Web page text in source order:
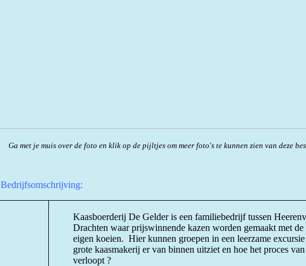
Ga met je muis over de foto en klik op de pijltjes om meer foto's te kunnen zien van deze
Bedrijfsomschrijving:
Kaasboerderij De Gelder is een familiebedrijf tussen
Drachten waar prijswinnende kazen worden gemaakt met
eigen koeien. Hier kunnen groepen in een leerzame
grote kaasmakerij er van binnen uitziet en hoe het proces
verloopt ?